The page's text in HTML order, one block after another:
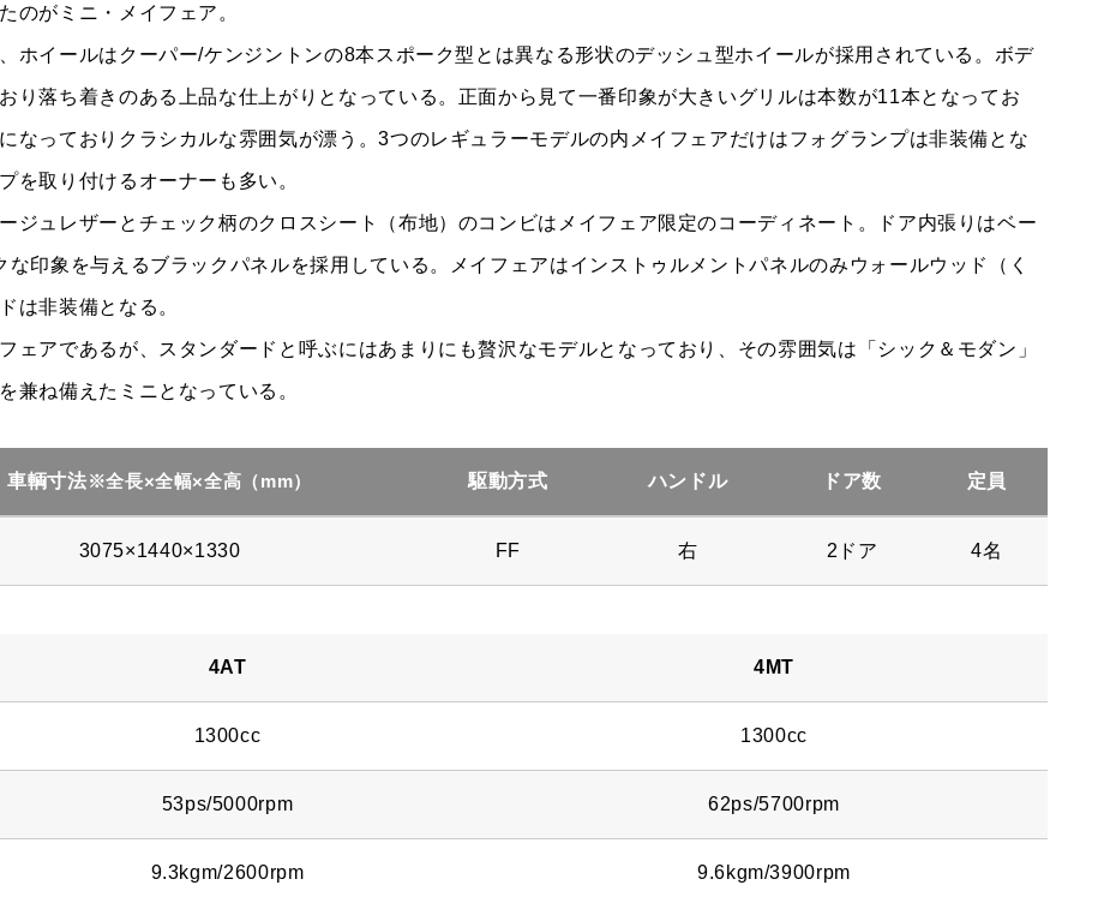
のがミニ・メイフェア。
ホイールはクーパー/ケンジントンの8本スポーク型とは異なる形状のデッシュ型ホイールが採用されている。ボデ
り落ち着きのある上品な仕上がりとなっている。正面から見て一番印象が大きいグリルは本数が11本となってお
なっておりクラシカルな雰囲気が漂う。3つのレギュラーモデルの内メイフェアだけはフォグランプは非装備とな
を取り付けるオーナーも多い。
ジュレザーとチェック柄のクロスシート（布地）のコンビはメイフェア限定のコーディネート。ドア内張りはベー
印象を与えるブラックパネルを採用している。メイフェアはインストゥルメントパネルのみウォールウッド（く
は非装備となる。
ェアであるが、スタンダードと呼ぶにはあまりにも贅沢なモデルとなっており、その雰囲気は「シック＆モダン」
兼ね備えたミニとなっている。
車輌寸法※全長×全幅×全高（mm） 駆動方式 ハンドル ドア数 定員
3075×1440×1330 FF 右 2ドア 4名
4AT 4MT
1300cc 1300cc
53ps/5000rpm 62ps/5700rpm
9.3kgm/2600rpm 9.6kgm/3900rpm